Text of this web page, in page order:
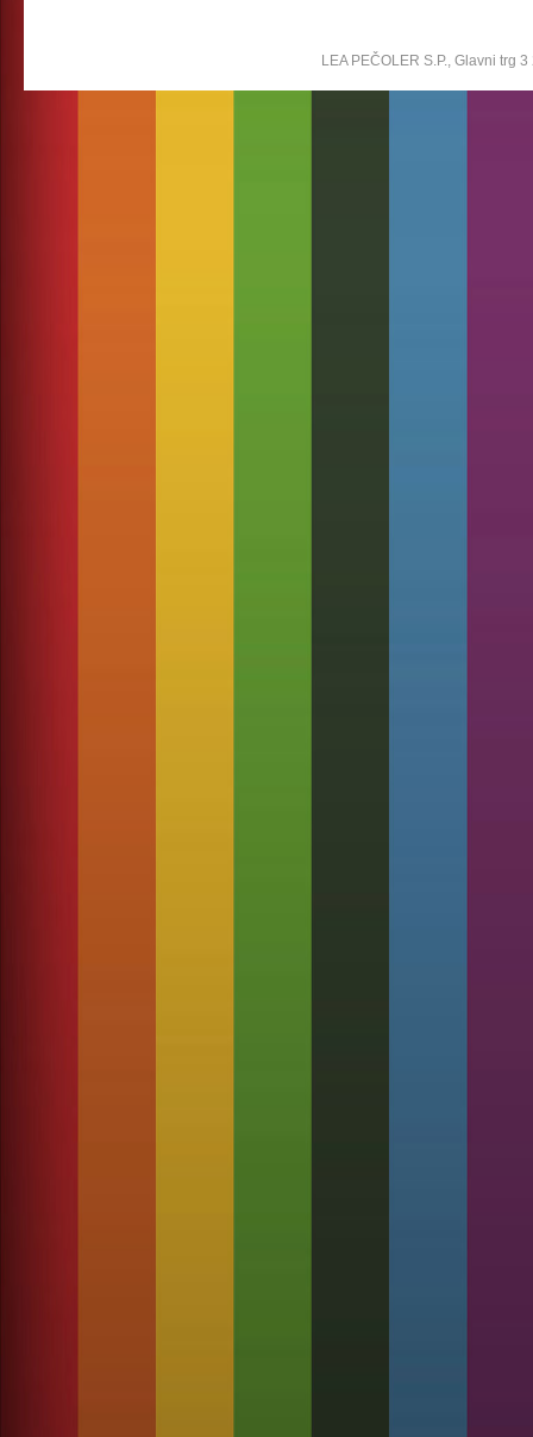
LEA PEČOLER S.P., Glavni trg